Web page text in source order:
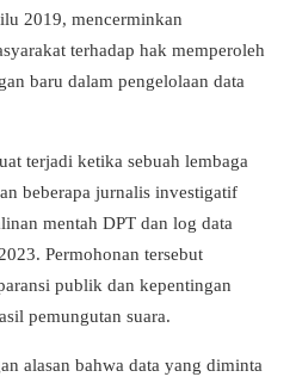
2019, mencerminkan
terhadap hak memperoleh
baru dalam pengelolaan data
terjadi ketika sebuah lembaga
beberapa jurnalis investigatif
mentah DPT dan log data
Permohonan tersebut
publik dan kepentingan
pemungutan suara.
alasan bahwa data yang diminta